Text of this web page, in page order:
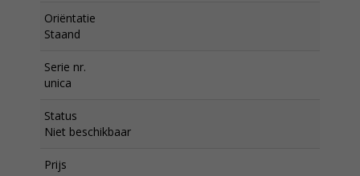
Oriëntatie
Staand
Serie nr.
unica
Status
Niet beschikbaar
Prijs